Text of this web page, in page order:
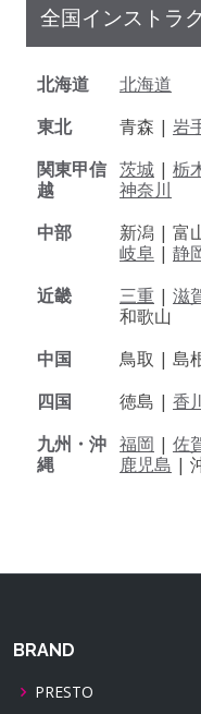
全国インストラ
北海道
北海道
東北
青森 | 岩
関東甲信
越
茨城 | 栃
神奈川
中部
新潟 | 富
岐阜 | 静
近畿
三重 | 滋
和歌山
中国
鳥取 | 島
四国
徳島 | 香
九州・沖
縄
福岡 | 佐
鹿児島 |
BRAND
PRESTO